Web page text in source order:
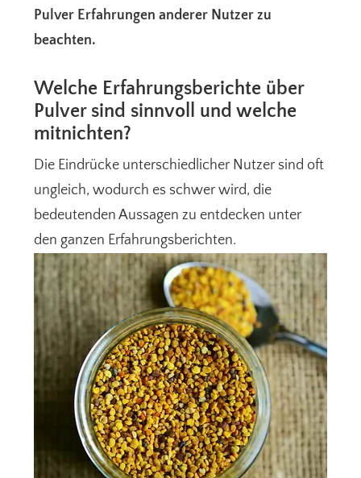
Pulver Erfahrungen anderer Nutzer zu
beachten.
Welche Erfahrungsberichte über
Pulver sind sinnvoll und welche
mitnichten?
Die Eindrücke unterschiedlicher Nutzer sind oft
ungleich, wodurch es schwer wird, die
bedeutenden Aussagen zu entdecken unter
den ganzen Erfahrungsberichten.